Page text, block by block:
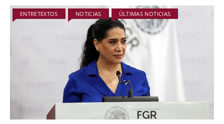
ENTRETEXTOS NOTICIAS ÚLTIMAS NOTICIAS